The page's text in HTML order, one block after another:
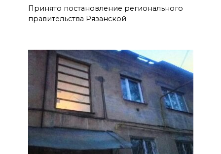
Принято постановление регионального
правительства Рязанской